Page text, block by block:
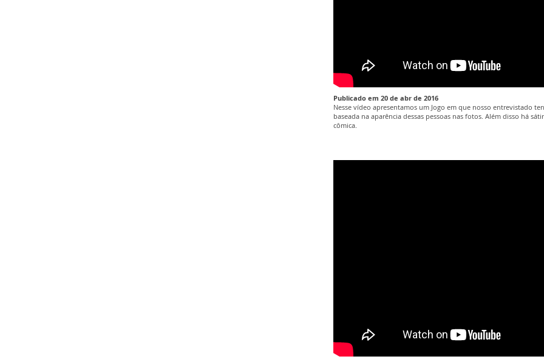
Publicado em 20 de abr de 2016
Nesse vídeo apresentamos um Jogo em que nosso entrevistado
baseada na aparência dessas pessoas nas fotos. Além disso há
cômica.